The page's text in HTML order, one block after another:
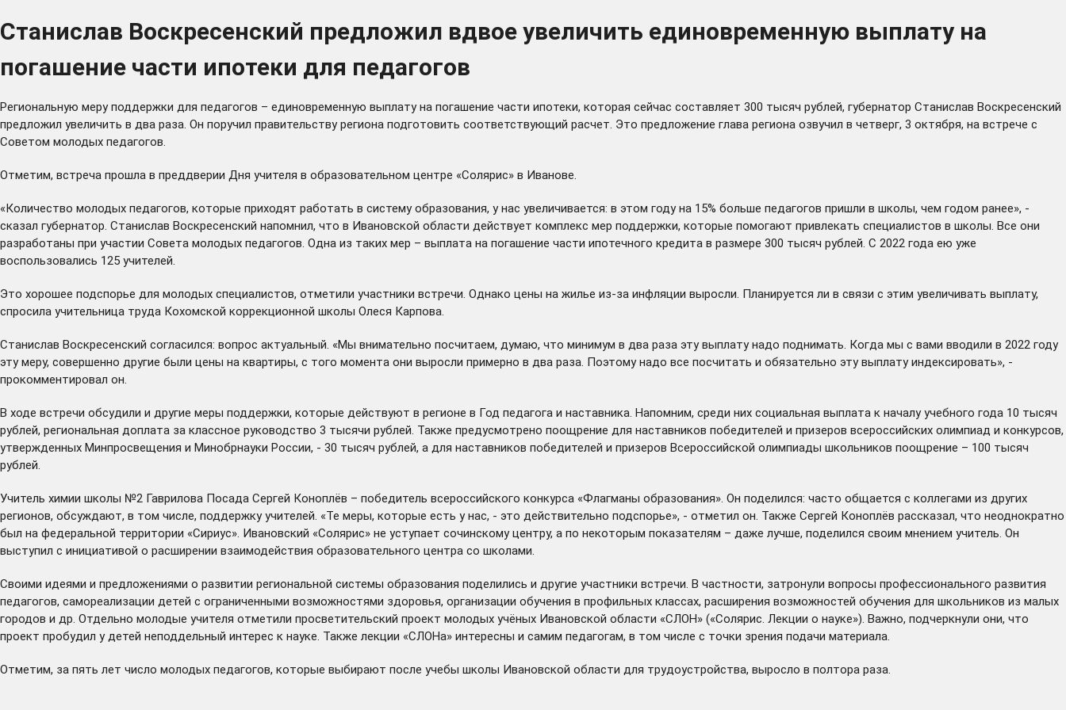
Станислав Воскресенский предложил вдвое увеличить единовременную выплату на
погашение части ипотеки для педагогов
Региональную меру поддержки для педагогов – единовременную выплату на погашение части ипотеки, которая сейчас составляет 300 тысяч рублей, губернатор Станислав Воскресенский
предложил увеличить в два раза. Он поручил правительству региона подготовить соответствующий расчет. Это предложение глава региона озвучил в четверг, 3 октября, на встрече с
Советом молодых педагогов.
Отметим, встреча прошла в преддверии Дня учителя в образовательном центре «Солярис» в Иванове.
«Количество молодых педагогов, которые приходят работать в систему образования, у нас увеличивается: в этом году на 15% больше педагогов пришли в школы, чем годом ранее», -
сказал губернатор. Станислав Воскресенский напомнил, что в Ивановской области действует комплекс мер поддержки, которые помогают привлекать специалистов в школы. Все они
разработаны при участии Совета молодых педагогов. Одна из таких мер – выплата на погашение части ипотечного кредита в размере 300 тысяч рублей. С 2022 года ею уже
воспользовались 125 учителей.
Это хорошее подспорье для молодых специалистов, отметили участники встречи. Однако цены на жилье из-за инфляции выросли. Планируется ли в связи с этим увеличивать выплату,
спросила учительница труда Кохомской коррекционной школы Олеся Карпова.
Станислав Воскресенский согласился: вопрос актуальный. «Мы внимательно посчитаем, думаю, что минимум в два раза эту выплату надо поднимать. Когда мы с вами вводили в 2022 году
эту меру, совершенно другие были цены на квартиры, с того момента они выросли примерно в два раза. Поэтому надо все посчитать и обязательно эту выплату индексировать», -
прокомментировал он.
В ходе встречи обсудили и другие меры поддержки, которые действуют в регионе в Год педагога и наставника. Напомним, среди них социальная выплата к началу учебного года 10 тысяч
рублей, региональная доплата за классное руководство 3 тысячи рублей. Также предусмотрено поощрение для наставников победителей и призеров всероссийских олимпиад и конкурсов,
утвержденных Минпросвещения и Минобрнауки России, - 30 тысяч рублей, а для наставников победителей и призеров Всероссийской олимпиады школьников поощрение – 100 тысяч
рублей.
Учитель химии школы №2 Гаврилова Посада Сергей Коноплёв – победитель всероссийского конкурса «Флагманы образования». Он поделился: часто общается с коллегами из других
регионов, обсуждают, в том числе, поддержку учителей. «Те меры, которые есть у нас, - это действительно подспорье», - отметил он. Также Сергей Коноплёв рассказал, что неоднократно
был на федеральной территории «Сириус». Ивановский «Солярис» не уступает сочинскому центру, а по некоторым показателям – даже лучше, поделился своим мнением учитель. Он
выступил с инициативой о расширении взаимодействия образовательного центра со школами.
Своими идеями и предложениями о развитии региональной системы образования поделились и другие участники встречи. В частности, затронули вопросы профессионального развития
педагогов, самореализации детей с ограниченными возможностями здоровья, организации обучения в профильных классах, расширения возможностей обучения для школьников из малых
городов и др. Отдельно молодые учителя отметили просветительский проект молодых учёных Ивановской области «СЛОН» («Солярис. Лекции о науке»). Важно, подчеркнули они, что
проект пробудил у детей неподдельный интерес к науке. Также лекции «СЛОНа» интересны и самим педагогам, в том числе с точки зрения подачи материала.
Отметим, за пять лет число молодых педагогов, которые выбирают после учебы школы Ивановской области для трудоустройства, выросло в полтора раза.